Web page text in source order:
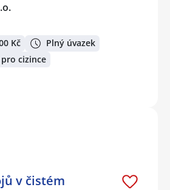
Kč
Plný úvazek
cizince
v čistém